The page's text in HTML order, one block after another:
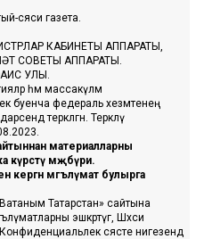
сәяси газета.
КАБИНЕТЫ АППАРАТЫ,
СОВЕТЫ АППАРАТЫ.
УЛЫ.
һәм массакүләм
буенча федераль хезмәтенең
теркәлгән. Теркәлү
материалларны
күрсәтү мәҗбүри.
кергән мәгълүмат булырга
Татарстан» сайтына
эшкәртүгә, Шәхси
сәясәте нигезендә